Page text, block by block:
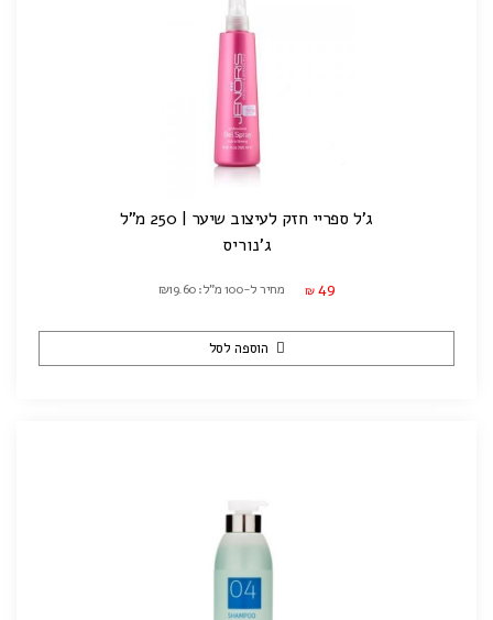
ג'ל ספריי חזק לעיצוב שיער | 250 מ"ל
ג'נוריס
₪ 49 מחיר ל-100 מ"ל: ₪19.60
הוספה לסל